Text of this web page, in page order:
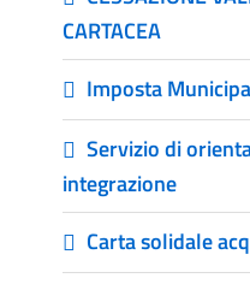
CARTACEA
Imposta
Servizio di
integrazione
Carta solidale